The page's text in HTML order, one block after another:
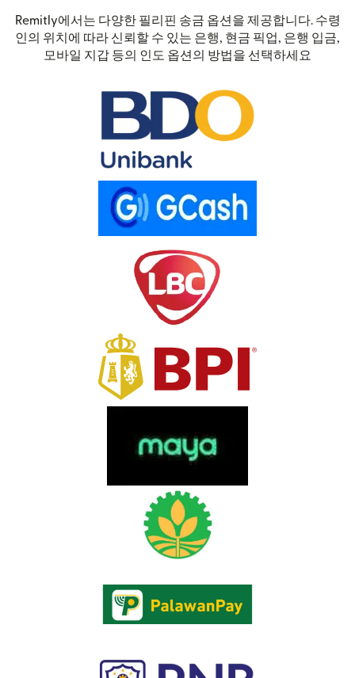
Remitly에서는 다양한 필리핀 송금 옵션을 제공합니다. 수령
인의 위치에 따라 신뢰할 수 있는 은행, 현금 픽업, 은행 입금,
모바일 지갑 등의 인도 옵션의 방법을 선택하세요